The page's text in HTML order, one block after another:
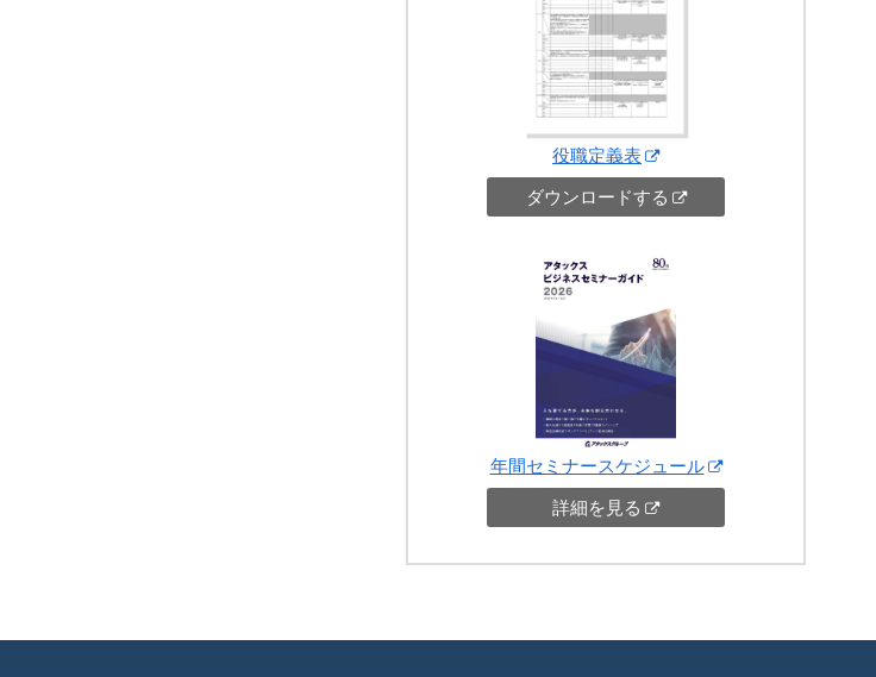
役職定義表
ダウンロードする
年間セミナースケジュール
詳細を見る